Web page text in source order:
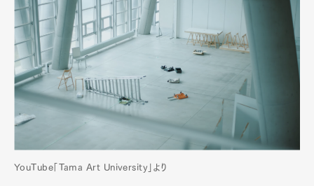
YouTube「Tama Art University」より